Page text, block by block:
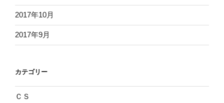
2017年10月
2017年9月
カテゴリー
ＣＳ